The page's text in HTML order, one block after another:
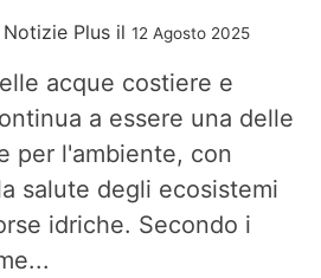
Plus il 12 Agosto 2025
acque costiere e
a essere una delle
per l'ambiente, con
salute degli ecosistemi
idriche. Secondo i